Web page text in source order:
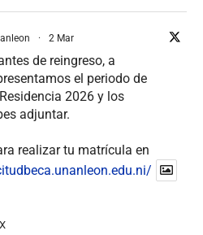
· 2 Mar
de reingreso, a
el periodo de
2026 y los
adjuntar.
realizar tu matrícula en
X